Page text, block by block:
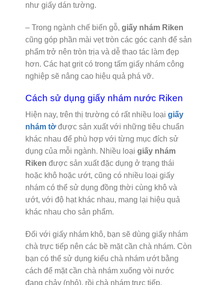
như giấy dán tường.
– Trong ngành chế biến gỗ, giấy nhám Riken
cũng góp phần mài vẹt tròn các góc cạnh để sản
phẩm trở nên tròn trịa và dễ thao tác làm đẹp
hơn. Các hạt grit có trong tấm giấy nhám công
nghiệp sẽ nâng cao hiệu quả phá vỡ.
Cách sử dụng giấy nhám nước Riken
Hiện nay, trên thị trường có rất nhiều loại giấy
nhám tờđược sản xuất với những tiêu chuẩn
khác nhau để phù hợp với từng mục đích sử
dụng của mỗi ngành. Nhiều loại giấy nhám
Riken được sản xuất đặc dụng ở trạng thái
hoặc khô hoặc ướt, cũng có nhiều loại giấy
nhám có thể sử dụng đồng thời cùng khô và
ướt, với độ hạt khác nhau, mang lại hiệu quả
khác nhau cho sản phẩm.
Đối với giấy nhám khô, bạn sẽ dùng giấy nhám
chà trực tiếp nên các bề mặt cần chà nhám. Còn
bạn có thể sử dụng kiểu chà nhám ướt bằng
cách để mặt cần chà nhám xuống vòi nước
đang chảy (nhỏ), rồi chà nhám trực tiếp.